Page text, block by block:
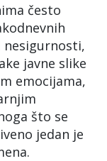
često
nesigurnosti,
javne slike
emocijama,
što se
jedan je